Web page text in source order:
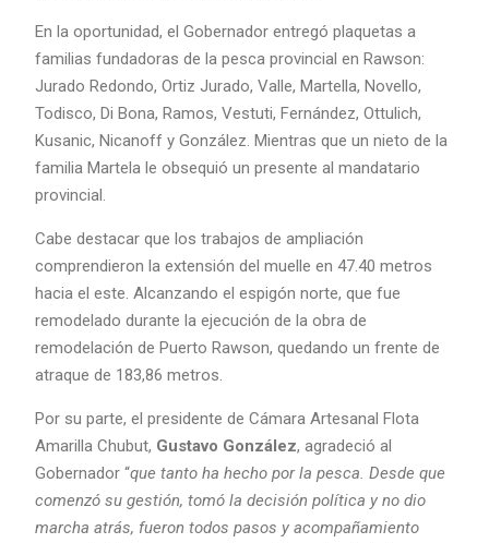
En la oportunidad, el Gobernador entregó plaquetas a
familias fundadoras de la pesca provincial en Rawson:
Jurado Redondo, Ortiz Jurado, Valle, Martella, Novello,
Todisco, Di Bona, Ramos, Vestuti, Fernández, Ottulich,
Kusanic, Nicanoff y González. Mientras que un nieto de la
familia Martela le obsequió un presente al mandatario
provincial.
Cabe destacar que los trabajos de ampliación
comprendieron la extensión del muelle en 47.40 metros
hacia el este. Alcanzando el espigón norte, que fue
remodelado durante la ejecución de la obra de
remodelación de Puerto Rawson, quedando un frente de
atraque de 183,86 metros.
Por su parte, el presidente de Cámara Artesanal Flota
Amarilla Chubut, Gustavo González, agradeció al
Gobernador “que tanto ha hecho por la pesca. Desde que
comenzó su gestión, tomó la decisión política y no dio
marcha atrás, fueron todos pasos y acompañamiento